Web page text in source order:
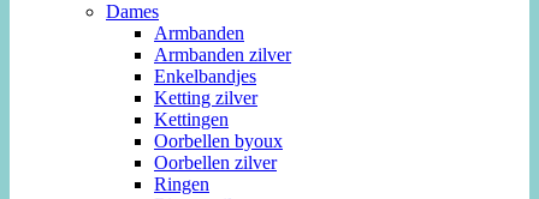
Dames
Armbanden
Armbanden zilver
Enkelbandjes
Ketting zilver
Kettingen
Oorbellen byoux
Oorbellen zilver
Ringen